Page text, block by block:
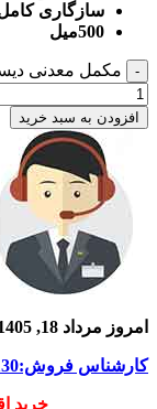
سازگاری کامل
500میل
مکمل معدنی
افزودن به سبد خرید
امروز مرداد 18, 1405 در خدمت شما هستیم
کارشناس فروش:09003379130 | 09023379130
خرید